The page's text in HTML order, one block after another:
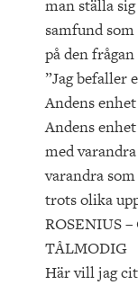
man ställa
samfund
på den
”Jag befaller
Andens
Andens
med
varandra
trots olika
ROSENIUS
TÅLMODIG
Här vill jag